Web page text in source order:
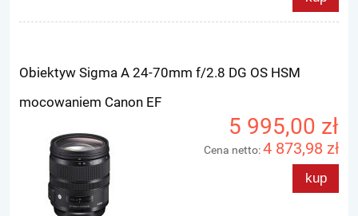
Obiektyw Sigma A 24-70mm f/2.8 DG OS HSM
mocowaniem Canon EF
5 995,00 zł
Cena netto:4 873,98 zł
kup